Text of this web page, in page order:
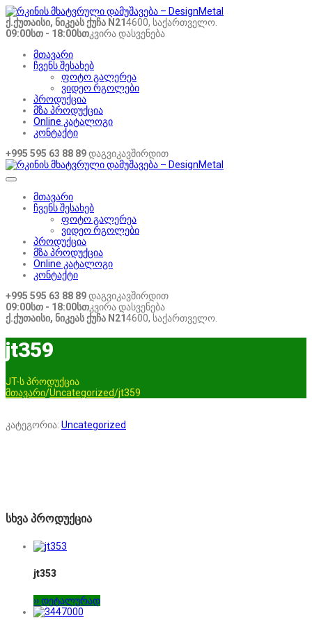
ქ.ქუთაისი, ნიკეას ქუჩა N214600, საქართველო.
09:00სთ - 18:00სთკვირა დასვენება
მთავარი
ჩვენს შესახებ
ფოტო გალერეა
ვიდეო რგოლები
პროდუქცია
მზა პროდუქცია
Online კატალოგი
კონტაქტი
+995 595 63 88 89დაგვიკავშირდით
მთავარი
ჩვენს შესახებ
ფოტო გალერეა
ვიდეო რგოლები
პროდუქცია
მზა პროდუქცია
Online კატალოგი
კონტაქტი
+995 595 63 88 89დაგვიკავშირდით
09:00სთ - 18:00სთკვირა დასვენება
ქ.ქუთაისი, ნიკეას ქუჩა N214600, საქართველო.
jt359
JT-ს პროდუქცია
მთავარი/Uncategorized/jt359
კატეგორია: Uncategorized
სხვა პროდუქცია
jt353
›› დეტალურად